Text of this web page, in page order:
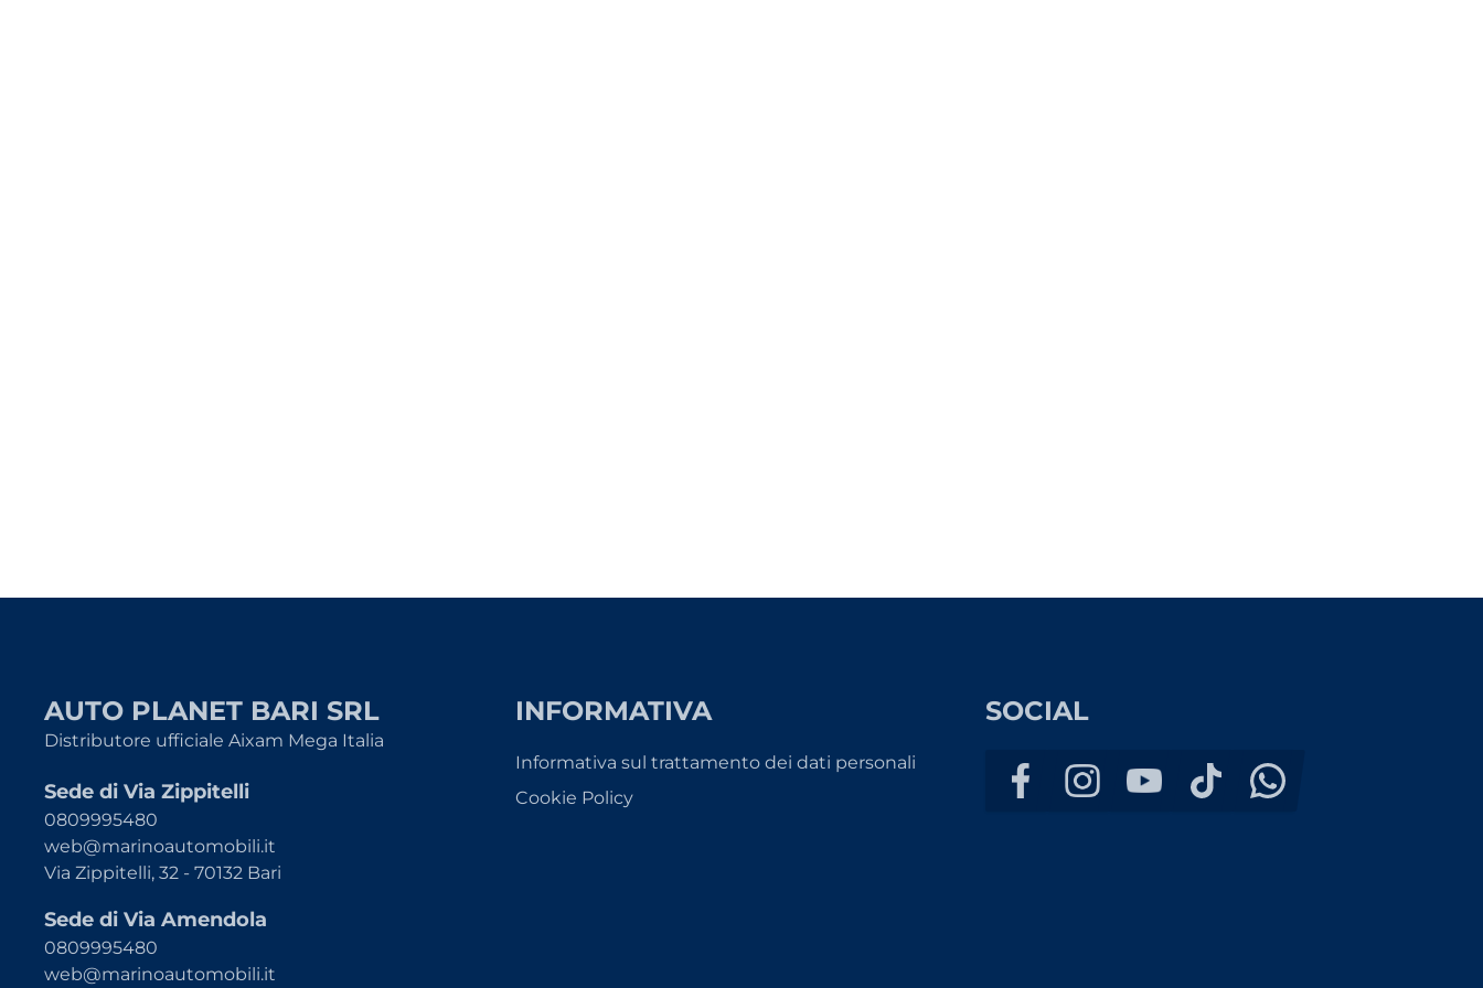
AUTO PLANET BARI SRL
Distributore ufficiale Aixam Mega Italia
Sede di Via Zippitelli
0809995480
web@marinoautomobili.it
Via Zippitelli, 32 - 70132 Bari
Sede di Via Amendola
0809995480
web@marinoautomobili.it
INFORMATIVA
Informativa sul trattamento dei dati personali
Cookie Policy
SOCIAL